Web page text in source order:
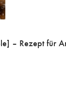
– Rezept für